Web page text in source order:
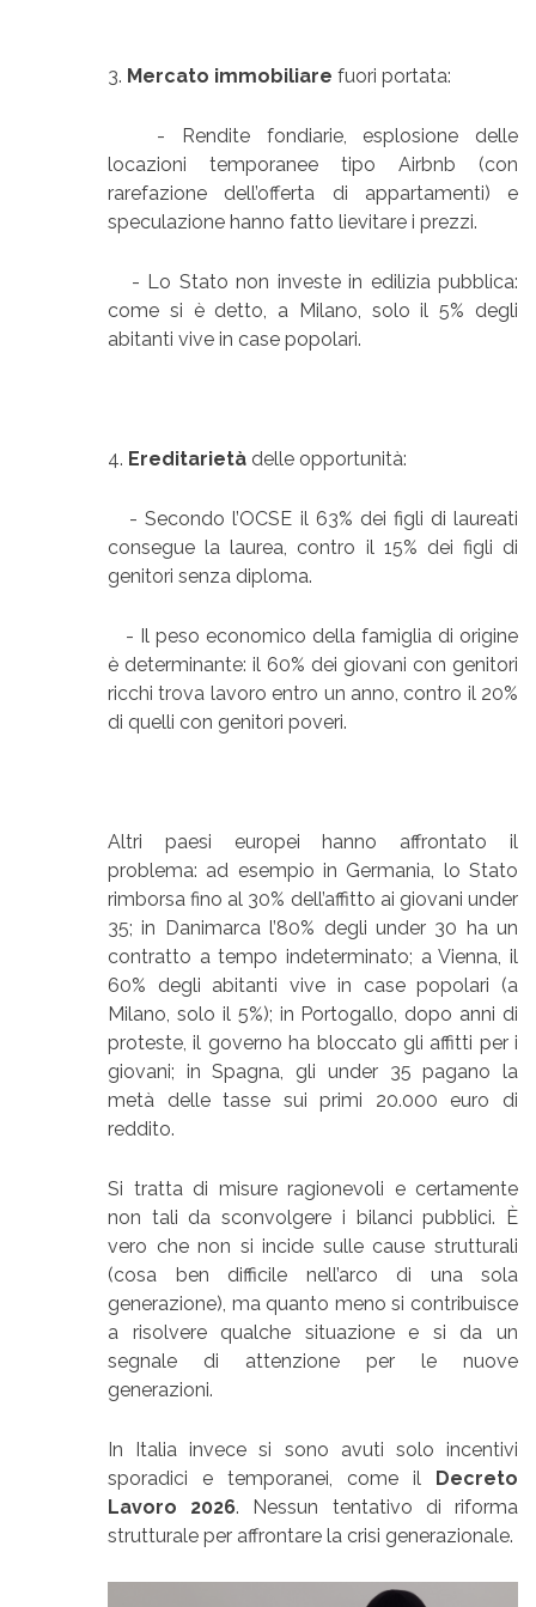
3. Mercato immobiliare fuori portata:
- Rendite fondiarie, esplosione delle
locazioni temporanee tipo Airbnb (con
rarefazione dell’offerta di appartamenti) e
speculazione hanno fatto lievitare i prezzi.
- Lo Stato non investe in edilizia pubblica:
come si è detto, a Milano, solo il 5% degli
abitanti vive in case popolari.
4. Ereditarietà delle opportunità:
- Secondo l’OCSE il 63% dei figli di laureati
consegue la laurea, contro il 15% dei figli di
genitori senza diploma.
- Il peso economico della famiglia di origine
è determinante: il 60% dei giovani con genitori
ricchi trova lavoro entro un anno, contro il 20%
di quelli con genitori poveri.
Altri paesi europei hanno affrontato il
problema: ad esempio in Germania, lo Stato
rimborsa fino al 30% dell’affitto ai giovani under
35; in Danimarca l’80% degli under 30 ha un
contratto a tempo indeterminato; a Vienna, il
60% degli abitanti vive in case popolari (a
Milano, solo il 5%); in Portogallo, dopo anni di
proteste, il governo ha bloccato gli affitti per i
giovani; in Spagna, gli under 35 pagano la
metà delle tasse sui primi 20.000 euro di
reddito.
Si tratta di misure ragionevoli e certamente
non tali da sconvolgere i bilanci pubblici. È
vero che non si incide sulle cause strutturali
(cosa ben difficile nell’arco di una sola
generazione), ma quanto meno si contribuisce
a risolvere qualche situazione e si da un
segnale di attenzione per le nuove
generazioni.
In Italia invece si sono avuti solo incentivi
sporadici e temporanei, come il
Decreto
Lavoro 2026. Nessun tentativo di riforma
strutturale per affrontare la crisi generazionale.